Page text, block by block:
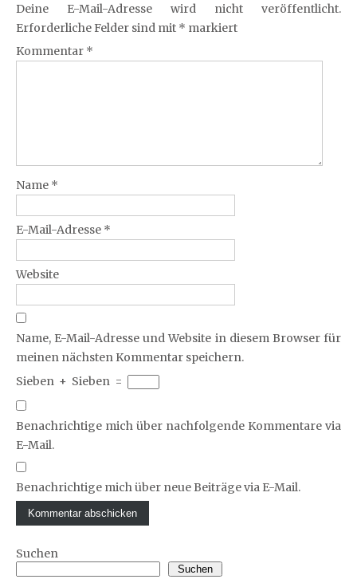
Deine E-Mail-Adresse wird nicht veröffentlicht.
Erforderliche Felder sind mit * markiert
Kommentar *
Name *
E-Mail-Adresse *
Website
Name, E-Mail-Adresse und Website in diesem Browser für
meinen nächsten Kommentar speichern.
Sieben + Sieben =
Benachrichtige mich über nachfolgende Kommentare via
E-Mail.
Benachrichtige mich über neue Beiträge via E-Mail.
Suchen
Suchen